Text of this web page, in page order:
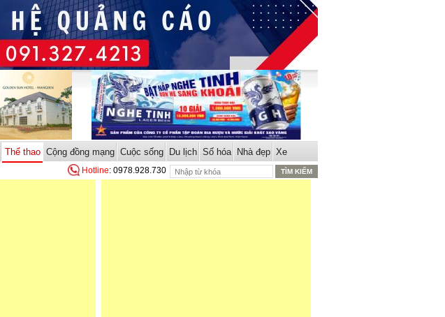
Thể thao Cộng đồng mạng Cuộc sống Du lịch Số hóa Nhà đẹp Xe
Hotline: 0978.928.730